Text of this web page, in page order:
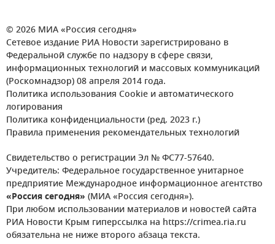
© 2026 МИА «Россия сегодня»
Сетевое издание РИА Новости зарегистрировано в
Федеральной службе по надзору в сфере связи,
информационных технологий и массовых коммуникаций
(Роскомнадзор) 08 апреля 2014 года.
Политика использования Cookie и автоматического
логирования
Политика конфиденциальности (ред. 2023 г.)
Правила применения рекомендательных технологий
Свидетельство о регистрации Эл № ФС77-57640.
Учредитель: Федеральное государственное унитарное
предприятие Международное информационное агентство
«Россия сегодня» (МИА «Россия сегодня»).
При любом использовании материалов и новостей сайта
РИА Новости Крым гиперссылка на https://crimea.ria.ru
обязательна не ниже второго абзаца текста.